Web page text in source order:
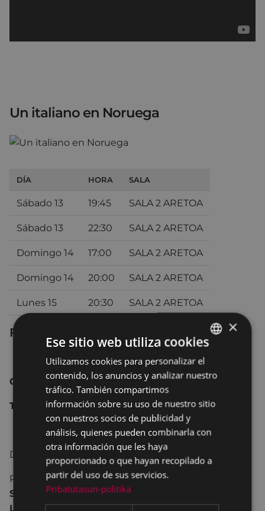
Un italiano en Noruega
DÍA HORA SALA
Sábado 13 19:45 SALA 2 ARETOA
Sábado 13 22:30 SALA 2 ARETOA
Domingo 14 17:00 SALA 2 ARETOA
Domingo 14 20:00 SALA 2 ARETOA
Lunes 15 20:30 SALA 2 ARETOA
Ficha técnica
Italia 2016 98 min.
Comedia.
Todos los públicos.
Dirección: Gennaro Nunziante
Reparto: Checco Zalone, Eleonora Giovanardi,
Sonia Bergamasco, Maurizio Micheli, Lino Banfi,
Ludovica Modugno, Antonino Bruschetta.
BASQUE
SPANISH
×
Ese sitio web utiliza cookies
Utilizamos cookies para personalizar el
contenido, los anuncios y analizar nuestro
tráfico. También compartimos
información sobre su uso de nuestro sitio
con nuestros socios de publicidad y
análisis, quienes pueden combinarla con
otra información que les haya
proporcionado o que hayan recopilado a
partir del uso de sus servicios.
Pribatutasun-politika